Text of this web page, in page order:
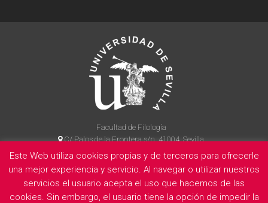
Facultad de Filología
C/ Palos de la Frontera s/n, 41004, Sevilla
954 55 14 90
La Facultad Información legal Politica de privacidad Cookies
Este Web utiliza cookies propias y de terceros para ofrecerle
una mejor experiencia y servicio. Al navegar o utilizar nuestros
servicios el usuario acepta el uso que hacemos de las
cookies. Sin embargo, el usuario tiene la opción de impedir la